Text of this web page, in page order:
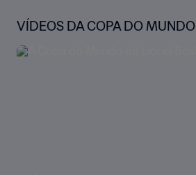
VÍDEOS DA COPA DO MUNDO